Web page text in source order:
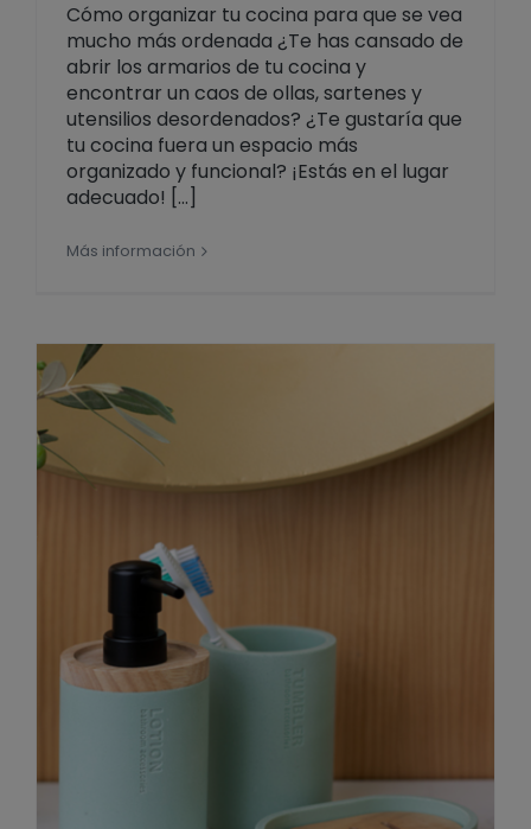
Cómo organizar tu cocina para que se vea
mucho más ordenada ¿Te has cansado de
abrir los armarios de tu cocina y
encontrar un caos de ollas, sartenes y
utensilios desordenados? ¿Te gustaría que
tu cocina fuera un espacio más
organizado y funcional? ¡Estás en el lugar
adecuado! [...]
Más información